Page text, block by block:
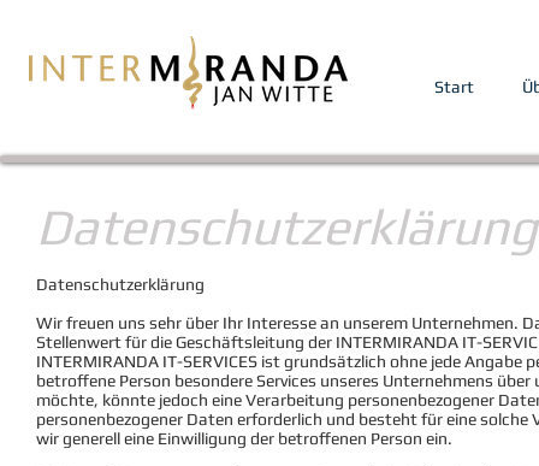
Start
Datenschutzerklärung
Wir freuen uns sehr über Ihr Interesse an unserem Unternehmen.
Stellenwert für die Geschäftsleitung der INTERMIRANDA IT-
INTERMIRANDA IT-SERVICES ist grundsätzlich ohne jede Angabe
betroffene Person besondere Services unseres Unternehmens
möchte, könnte jedoch eine Verarbeitung personenbezogener
personenbezogener Daten erforderlich und besteht für eine solche
wir generell eine Einwilligung der betroffenen Person ein.